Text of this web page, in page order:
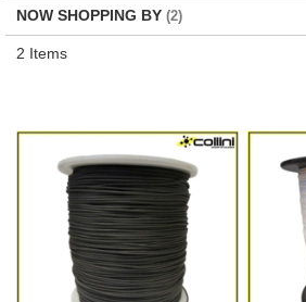
2 Items
NOW SHOPPING BY